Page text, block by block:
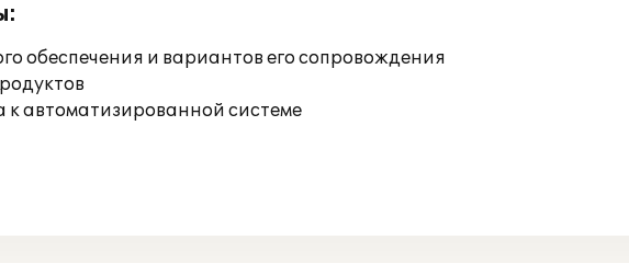
обеспечения и вариантов его сопровождения
автоматизированной системе